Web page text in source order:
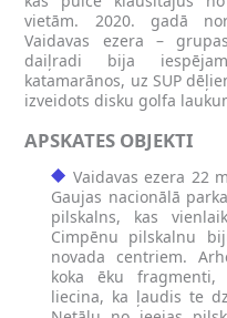
vietām. 2020. gadā
Vaidavas ezera –
daiļradi bija
katamarānos, uz SUP
izveidots disku golfa
APSKATES OBJEKTI
Vaidavas ezera 22
Gaujas nacionālā
pilskalns, kas
Cimpēnu pilskalnu
novada centriem.
koka ēku
liecina, ka ļaudis te